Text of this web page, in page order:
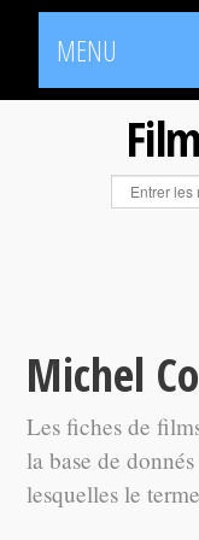
MENU
Michel
Les fiches de
la base de
lesquelles le